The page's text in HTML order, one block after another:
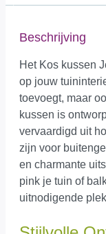
Beschrijving
Het Kos kussen
op jouw
toevoegt, maar
kussen is
vervaardigd uit
zijn voor
en charmante
pink je tuin of
uitnodigende